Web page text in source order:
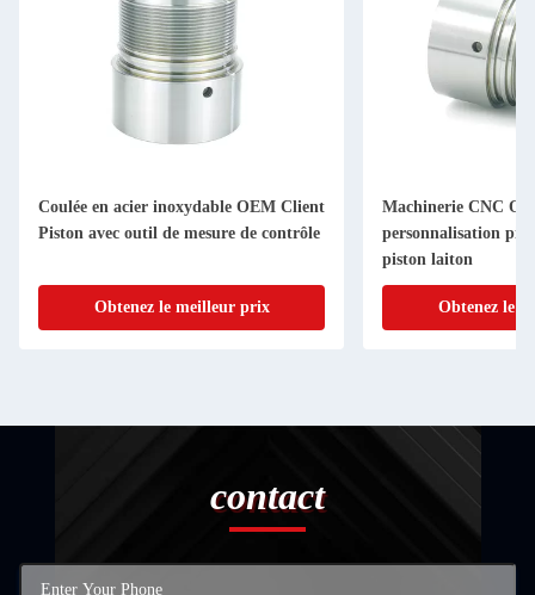
Coulée en acier inoxydable OEM Client
Piston avec outil de mesure de contrôle
Obtenez le meilleur prix
Machinerie CNC
personnalisation
piston laiton
Obtenez le
contact